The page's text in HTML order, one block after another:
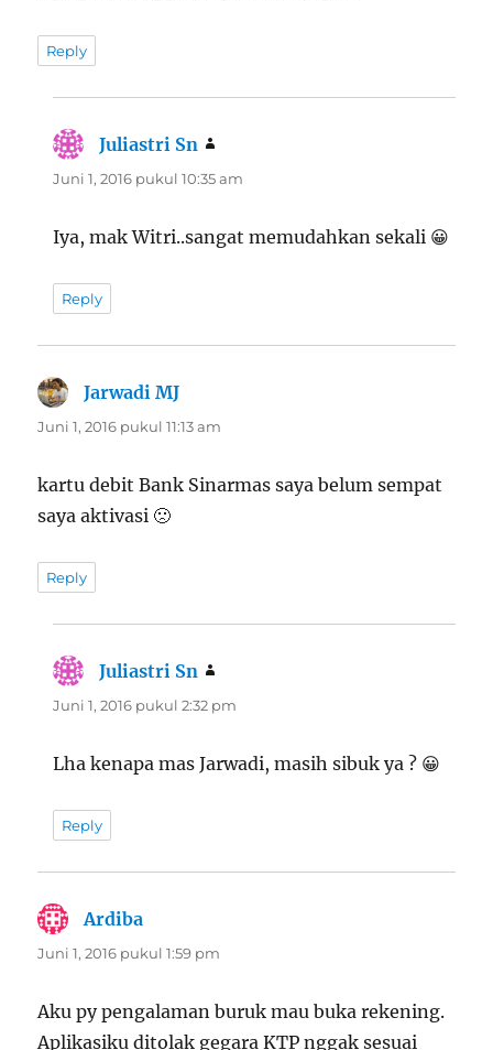
Reply
Juliastri Sn
Juni 1, 2016 pukul 10:35 am
Iya, mak Witri..sangat memudahkan sekali 😀
Reply
Jarwadi MJ
Juni 1, 2016 pukul 11:13 am
kartu debit Bank Sinarmas saya belum sempat
saya aktivasi 🙁
Reply
Juliastri Sn
Juni 1, 2016 pukul 2:32 pm
Lha kenapa mas Jarwadi, masih sibuk ya ? 😀
Reply
Ardiba
Juni 1, 2016 pukul 1:59 pm
Aku py pengalaman buruk mau buka rekening.
Aplikasiku ditolak gegara KTP nggak sesuai